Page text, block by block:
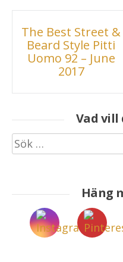
The Best Street &
Beard Style Pitti
Uomo 92 – June
2017
Vad vill
Sök
efter:
Häng